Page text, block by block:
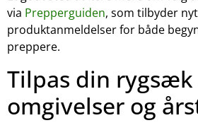
via Prepperguiden, som tilbyder
produktanmeldelser for både
preppere.
Tilpas din
omgivelser og